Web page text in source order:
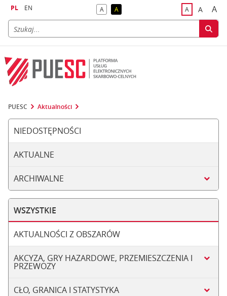
PL EN Akontrast domyślny
Akontrast żółty tekst na czarnym tle
Adomyślna
A A
PUESC Aktualności
NIEDOSTĘPNOŚCI
AKTUALNE
ARCHIWALNE
WSZYSTKIE
AKTUALNOŚCI Z OBSZARÓW
AKCYZA, GRY HAZARDOWE, PRZEMIESZCZENIA I
PRZEWOZY
CŁO, GRANICA I STATYSTYKA